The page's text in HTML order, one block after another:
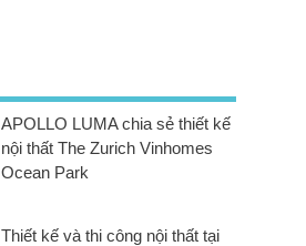
APOLLO LUMA chia sẻ thiết kế
nội thất The Zurich Vinhomes
Ocean Park
Thiết kế và thi công nội thất tại